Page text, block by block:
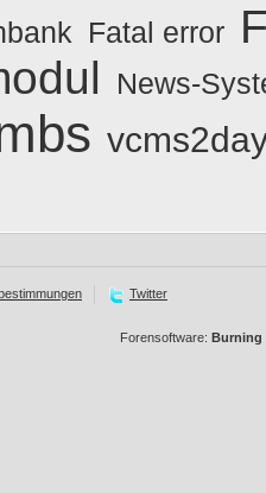
Fatal error
News-
Twitter
Forensoftware: Burning